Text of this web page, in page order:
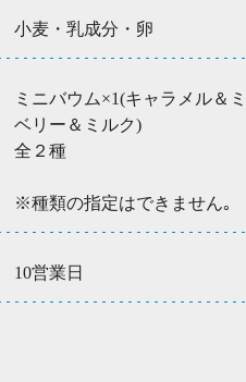
小麦・乳成分・卵
ミニバウム×1(キャラメル＆
ベリー＆ミルク)
全２種
※種類の指定はできません｡
10営業日